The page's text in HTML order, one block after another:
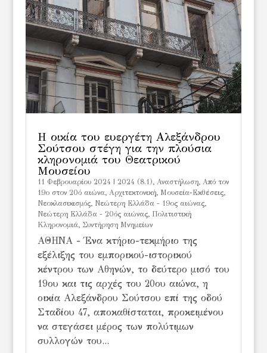
H οικία του ευεργέτη Αλεξάνδρου
Σούτσου στέγη για την πλούσια
κληρονομιά του Θεατρικού
Μουσείου
11 Φεβρουαρίου 2024 2024 (8.1), Αναστήλωση, Από τον
19ο στον 20ό αιώνα, Αρχιτεκτονική, Μουσεία-Εκθέσεις,
Νεοκλασικισμός, Νεώτερη Ελλάδα - 19ος αιώνας,
Νεώτερη Ελλάδα - 20ός αιώνας, Πολιτιστική
Κληρονομιά, Συντήρηση Μνημείων
ΑΘΗΝΑ - Ένα κτήριο-τεκμήριο της
εξέλιξης του εμπορικού-ιστορικού
κέντρου των Αθηνών, το δεύτερο μισό του
19ου και τις αρχές του 20ου αιώνα, η
οικία Αλεξάνδρου Σούτσου επί της οδού
Σταδίου 47, αποκαθίσταται, προκειμένου
να στεγάσει μέρος των πολύτιμων
συλλογών του...